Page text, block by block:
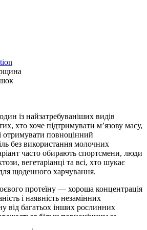
із найзатребуваніших видів
хто хоче підтримувати м’язову масу,
отримувати повноцінний
без використання молочних
часто обирають спортсмени, люди
вегетаріанці та всі, хто шукає
щоденного харчування.
протеїну — хороша концентрація
і наявність незамінних
від багатьох інших рослинних
більш повноцінним за
тому його часто використовують не